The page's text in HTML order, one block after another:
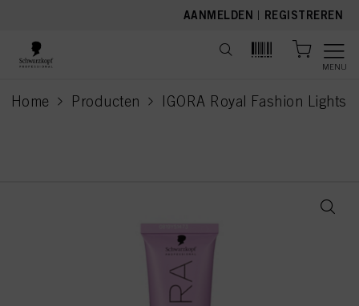
AANMELDEN | REGISTREREN
MENU
Home Producten IGORA Royal Fashion Lights
current page